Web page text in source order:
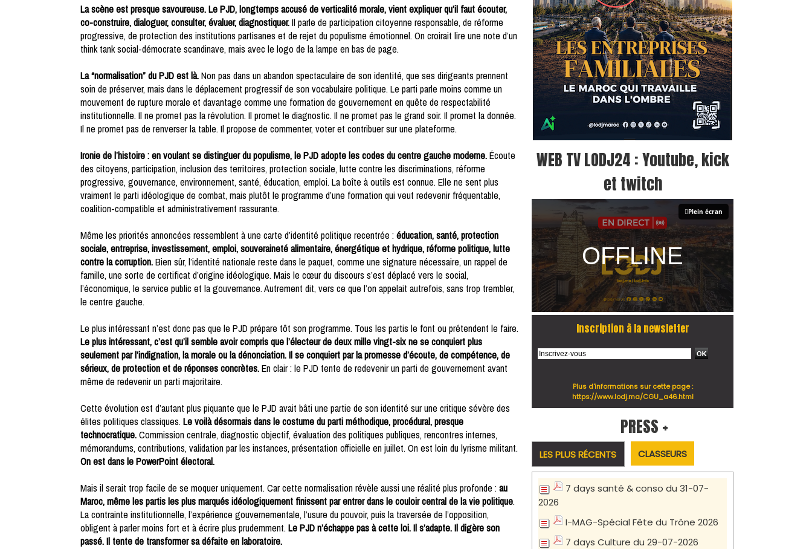
La scène est presque savoureuse. Le PJD, longtemps accusé de verticalité morale, vient expliquer qu’il faut écouter,
co-construire, dialoguer, consulter, évaluer, diagnostiquer.Il parle de participation citoyenne responsable, de réforme
progressive, de protection des institutions partisanes et de rejet du populisme émotionnel. On croirait lire une note d’un
think tank social-démocrate scandinave, mais avec le logo de la lampe en bas de page.
La “normalisation” du PJD est là.Non pas dans un abandon spectaculaire de son identité, que ses dirigeants prennent
soin de préserver, mais dans le déplacement progressif de son vocabulaire politique. Le parti parle moins comme un
mouvement de rupture morale et davantage comme une formation de gouvernement en quête de respectabilité
institutionnelle. Il ne promet pas la révolution. Il promet le diagnostic. Il ne promet pas le grand soir. Il promet la donnée.
Il ne promet pas de renverser la table. Il propose de commenter, voter et contribuer sur une plateforme.
Ironie de l’histoire : en voulant se distinguer du populisme, le PJD adopte les codes du centre gauche moderne.Écoute
des citoyens, participation, inclusion des territoires, protection sociale, lutte contre les discriminations, réforme
progressive, gouvernance, environnement, santé, éducation, emploi. La boîte à outils est connue. Elle ne sent plus
vraiment le parti idéologique de combat, mais plutôt le programme d’une formation qui veut redevenir fréquentable,
coalition-compatible et administrativement rassurante.
Même les priorités annoncées ressemblent à une carte d’identité politique recentrée :éducation, santé, protection
sociale, entreprise, investissement, emploi, souveraineté alimentaire, énergétique et hydrique, réforme politique, lutte
contre la corruption.Bien sûr, l’identité nationale reste dans le paquet, comme une signature nécessaire, un rappel de
famille, une sorte de certificat d’origine idéologique. Mais le cœur du discours s’est déplacé vers le social,
l’économique, le service public et la gouvernance. Autrement dit, vers ce que l’on appelait autrefois, sans trop trembler,
le centre gauche.
Le plus intéressant n’est donc pas que le PJD prépare tôt son programme. Tous les partis le font ou prétendent le faire.
Le plus intéressant, c’est qu’il semble avoir compris que l’électeur de deux mille vingt-six ne se conquiert plus
seulement par l’indignation, la morale ou la dénonciation. Il se conquiert par la promesse d’écoute, de compétence, de
sérieux, de protection et de réponses concrètes.En clair : le PJD tente de redevenir un parti de gouvernement avant
même de redevenir un parti majoritaire.
Cette évolution est d’autant plus piquante que le PJD avait bâti une partie de son identité sur une critique sévère des
élites politiques classiques.Le voilà désormais dans le costume du parti méthodique, procédural, presque
technocratique.Commission centrale, diagnostic objectif, évaluation des politiques publiques, rencontres internes,
mémorandums, contributions, validation par les instances, présentation officielle en juillet. On est loin du lyrisme militant.
On est dans le PowerPoint électoral.
Mais il serait trop facile de se moquer uniquement. Car cette normalisation révèle aussi une réalité plus profonde :au
Maroc, même les partis les plus marqués idéologiquement finissent par entrer dans le couloir central de la vie politique.
La contrainte institutionnelle, l’expérience gouvernementale, l’usure du pouvoir, puis la traversée de l’opposition,
obligent à parler moins fort et à écrire plus prudemment.Le PJD n’échappe pas à cette loi. Il s’adapte. Il digère son
passé. Il tente de transformer sa défaite en laboratoire.
WEB TV LODJ24 : Youtube, kick
et twitch
Plein écran
Inscription à la newsletter
Plus d'informations sur cette page :
https://www.lodj.ma/CGU_a46.html
PRESS +
LES PLUS RÉCENTS CLASSEURS
7 days santé & conso du 31-07-
2026
I-MAG-Spécial Fête du Trône 2026
7 days Culture du 29-07-2026